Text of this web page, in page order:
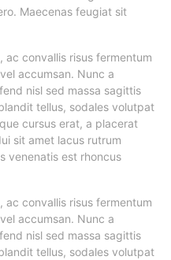
Maecenas feugiat sit
ac convallis risus fermentum
accumsan. Nunc a
nisl sed massa sagittis
tellus, sodales volutpat
cursus erat, a placerat
sit amet lacus rutrum
venenatis est rhoncus
ac convallis risus fermentum
accumsan. Nunc a
nisl sed massa sagittis
tellus, sodales volutpat